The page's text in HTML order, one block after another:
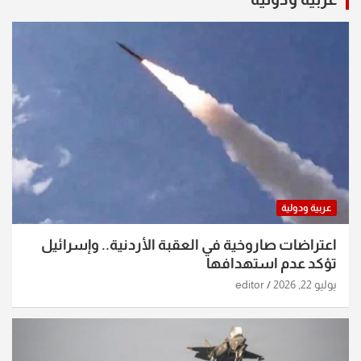
عربية ودولية
اعتراضات صاروخية في العقبة الأردنية.. وإسرائيل
تؤكد عدم استهدافها
يوليو 22, 2026 editor